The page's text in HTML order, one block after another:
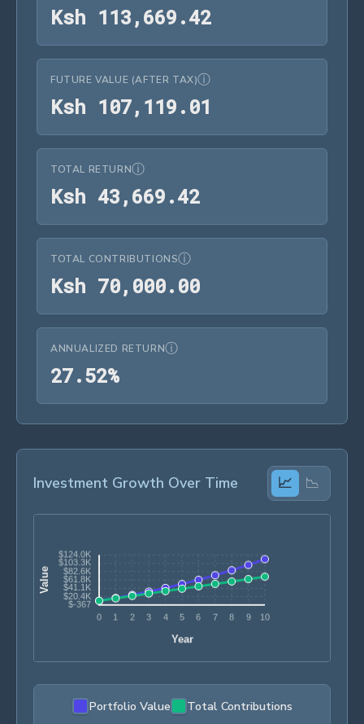
Ksh 113,669.42Ksh
FUTURE VALUE (AFTER TAX)ⓘ
Ksh 107, 119.01
TOTAL RETURNⓘ
Ksh 43,669.42Ksh 43,669.42
TOTAL CONTRIBUTIONSⓘ
Ksh 70, 000.00Ksh 70,000.00
ANNUALIZED RETURNⓘ
27.52%27.52%
Investment Growth Over Time 📈 📉
Portfolio Value Total Contributions